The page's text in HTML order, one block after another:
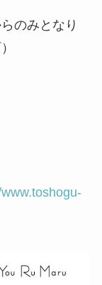
のみとなり